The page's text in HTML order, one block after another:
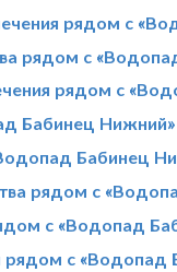
рядом с
рядом с
рядом с
Бабинец Нижний»
Бабинец
рядом с
с «Водопад
рядом с «Водопад